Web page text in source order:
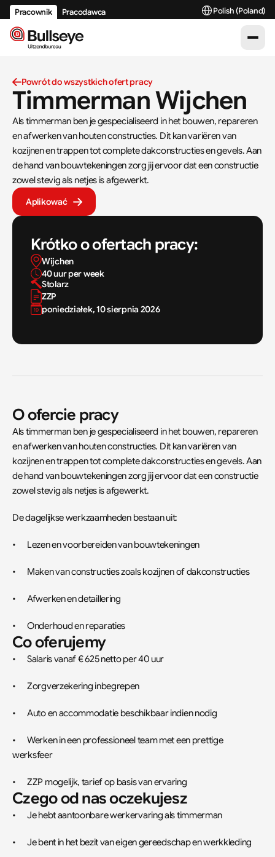
Powrót do wszystkich ofert pracy
Timmerman Wijchen
Als timmerman ben je gespecialiseerd in het bouwen, repareren
en afwerken van houten constructies. Dit kan variëren van
kozijnen en trappen tot complete dakconstructies en gevels. Aan
de hand van bouwtekeningen zorg jij ervoor dat een constructie
zowel stevig als netjes is afgewerkt.
Aplikować
Krótko o ofertach pracy:
Wijchen
40 uur per week
Stolarz
ZZP
poniedziałek, 10 sierpnia 2026
O ofercie pracy
Als timmerman ben je gespecialiseerd in het bouwen, repareren
en afwerken van houten constructies. Dit kan variëren van
kozijnen en trappen tot complete dakconstructies en gevels. Aan
de hand van bouwtekeningen zorg jij ervoor dat een constructie
zowel stevig als netjes is afgewerkt.
De dagelijkse werkzaamheden bestaan uit:
•	Lezen en voorbereiden van bouwtekeningen
•	Maken van constructies zoals kozijnen of dakconstructies
•	Afwerken en detaillering
•	Onderhoud en reparaties
Co oferujemy
•	Salaris vanaf € 625 netto per 40 uur
•	Zorgverzekering inbegrepen
•	Auto en accommodatie beschikbaar indien nodig
•	Werken in een professioneel team met een prettige
werksfeer
•	ZZP mogelijk, tarief op basis van ervaring
Czego od nas oczekujesz
•	Je hebt aantoonbare werkervaring als timmerman
•	Je bent in het bezit van eigen gereedschap en werkkleding
Pracownik Pracodawca Select Language
Polish (Poland)